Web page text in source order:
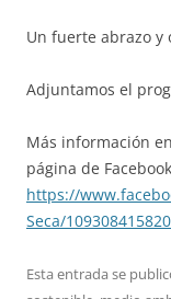
Un fuerte abrazo y
Adjuntamos el
Más información en
página de Facebook
https://
Seca/
Esta entrada se